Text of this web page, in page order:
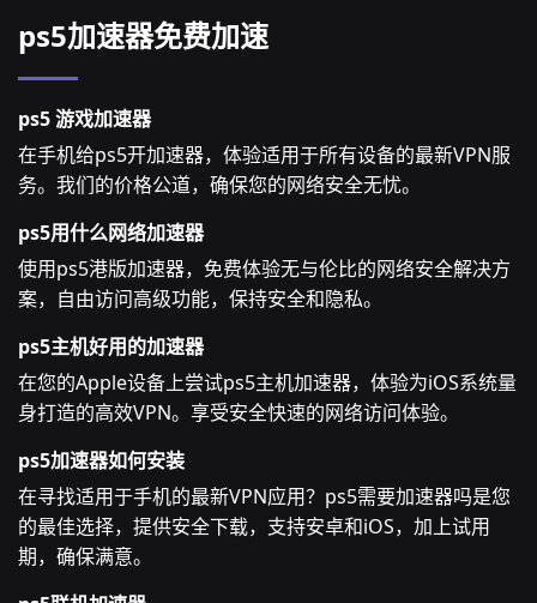
ps5加速器免费加速
ps5 游戏加速器
在手机给ps5开加速器，体验适用于所有设备的最新VPN服
务。我们的价格公道，确保您的网络安全无忧。
ps5用什么网络加速器
使用ps5港版加速器，免费体验无与伦比的网络安全解决方
案，自由访问高级功能，保持安全和隐私。
ps5主机好用的加速器
在您的Apple设备上尝试ps5主机加速器，体验为iOS系统量
身打造的高效VPN。享受安全快速的网络访问体验。
ps5加速器如何安装
在寻找适用于手机的最新VPN应用？ps5需要加速器吗是您
的最佳选择，提供安全下载，支持安卓和iOS，加上试用
期，确保满意。